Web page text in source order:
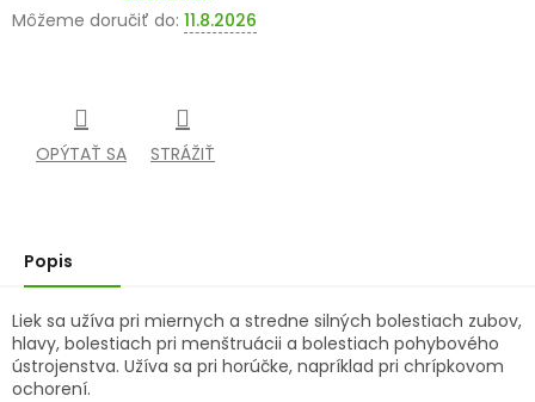
Môžeme doručiť do: 11.8.2026
OPÝTAŤ SA STRÁŽIŤ
Popis
Liek sa užíva pri miernych a stredne silných bolestiach zubov,
hlavy, bolestiach pri menštruácii a bolestiach pohybového
ústrojenstva. Užíva sa pri horúčke, napríklad pri chrípkovom
ochorení.